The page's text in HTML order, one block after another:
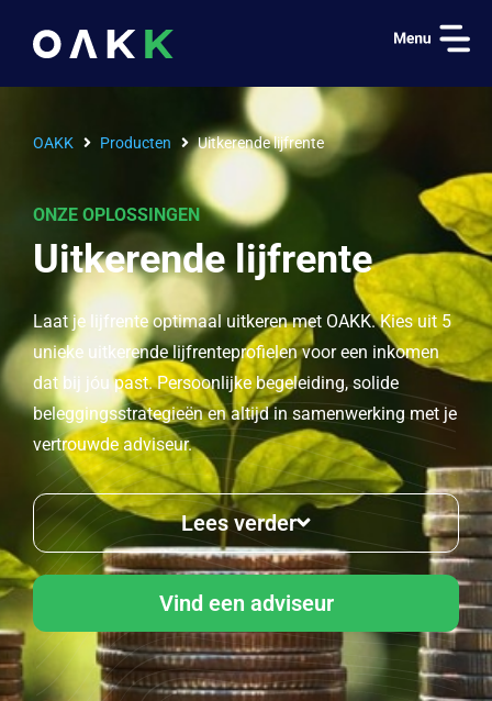
OAKK Producten Uitkerende lijfrente
ONZE OPLOSSINGEN
Uitkerende lijfrente
Laat je lijfrente optimaal uitkeren met OAKK. Kies uit 5
unieke uitkerende lijfrenteprofielen voor een inkomen
dat bij jóu past. Persoonlijke begeleiding, solide
beleggingsstrategieën en altijd in samenwerking met je
vertrouwde adviseur.
Lees verder
Vind een adviseur